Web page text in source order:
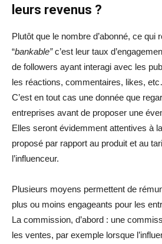
leurs revenus ?
Plutôt que le nombre d’abonné, ce qui
“bankable”c’est leur taux
de followers ayant interagi avec les
les réactions, commentaires, likes,
C’est en tout cas une donnée que
entreprises avant de proposer une
Elles seront évidemment attentives à
proposé par rapport au produit et au
l’influenceur.
Plusieurs moyens permettent de
plus ou moins engageants pour les
La commission, d’abord : une
les ventes, par exemple lorsque